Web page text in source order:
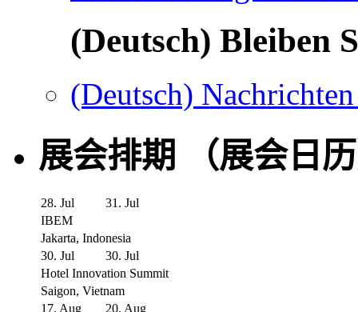
(Deutsch) Bleiben
(Deutsch)
展会排期 （展会日
28. Jul
31. Jul
IBEM
Jakarta, Indonesia
30. Jul
30. Jul
Hotel Innovation Summit
Saigon, Vietnam
17. Aug
20. Aug